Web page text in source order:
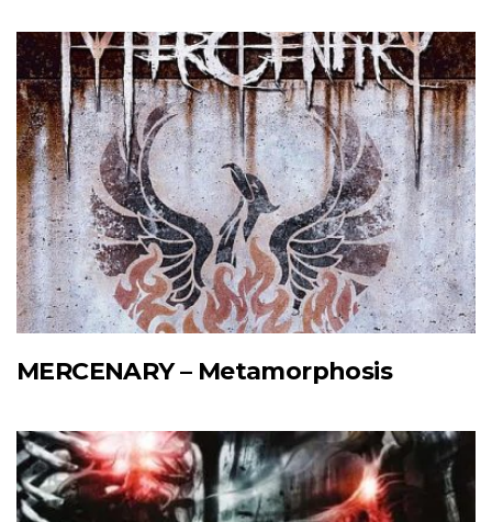
MERCENARY – Metamorphosis